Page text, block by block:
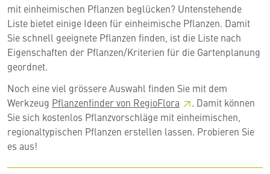
mit einheimischen Pflanzen beglücken? Untenstehende
Liste bietet einige Ideen für einheimische Pflanzen. Damit
Sie schnell geeignete Pflanzen finden, ist die Liste nach
Eigenschaften der Pflanzen/Kriterien für die Gartenplanung
geordnet.
Noch eine viel grössere Auswahl finden Sie mit dem
Werkzeug Pflanzenfinder von RegioFlora
. Damit können
Sie sich kostenlos Pflanzvorschläge mit einheimischen,
regionaltypischen Pflanzen erstellen lassen. Probieren Sie
es aus!